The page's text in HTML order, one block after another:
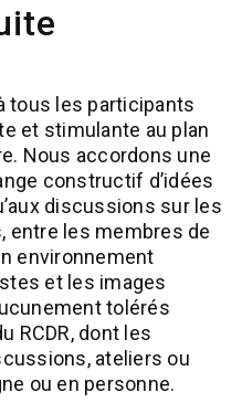
tous les participants
et stimulante au plan
Nous accordons une
constructif d’idées
discussions sur les
entre les membres de
environnement
et les images
tolérés
RCDR, dont les
ateliers ou
ou en personne.